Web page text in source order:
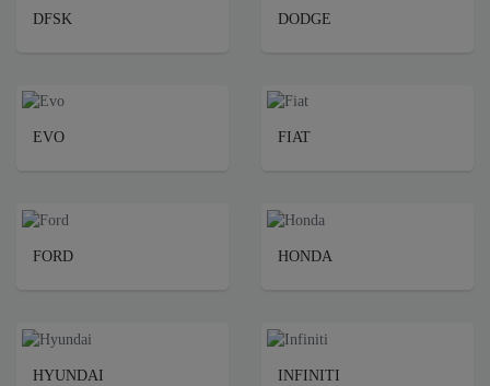
DFSK DODGE
EVO FIAT
FORD HONDA
HYUNDAI INFINITI